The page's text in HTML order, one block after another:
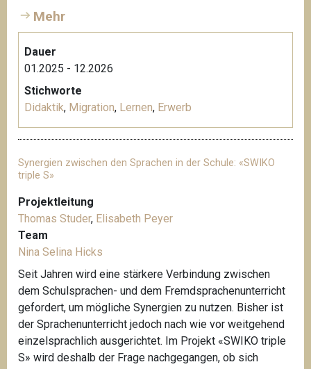
Mehr
Dauer
01.2025 - 12.2026
Stichworte
Didaktik, Migration, Lernen, Erwerb
Synergien zwischen den Sprachen in der Schule: «SWIKO
triple S»
Projektleitung
Thomas Studer, Elisabeth Peyer
Team
Nina Selina Hicks
Seit Jahren wird eine stärkere Verbindung zwischen
dem Schulsprachen- und dem Fremdsprachenunterricht
gefordert, um mögliche Synergien zu nutzen. Bisher ist
der Sprachenunterricht jedoch nach wie vor weitgehend
einzelsprachlich ausgerichtet. Im Projekt «SWIKO triple
S» wird deshalb der Frage nachgegangen, ob sich